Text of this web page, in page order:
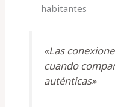
habitantes
«Las
cuando
auténticas»